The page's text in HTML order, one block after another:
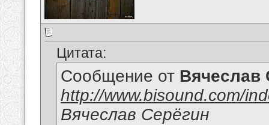
Цитата:
Сообщение от Вячеслав
http://www.bisound.com/
Вячеслав Серёгин